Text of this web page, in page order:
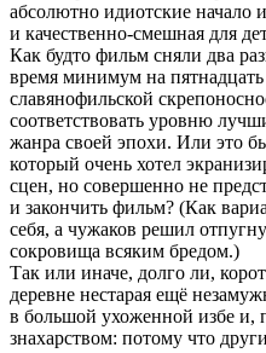
абсолютно идиотские начало
и качественно-смешная для
Как будто фильм сняли два
время минимум на
славянофильской
соответствовать уровню
жанра своей эпохи. Или это
который очень хотел
сцен, но совершенно не
и закончить фильм? (Как
себя, а чужаков решил
сокровища всяким бредом.)
Так или иначе, долго ли,
деревне нестарая ещё
в большой ухоженной избе и,
знахарством: потому что